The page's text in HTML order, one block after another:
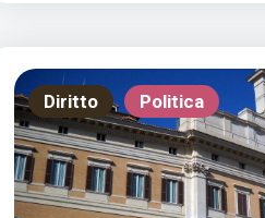
Diritto Politica